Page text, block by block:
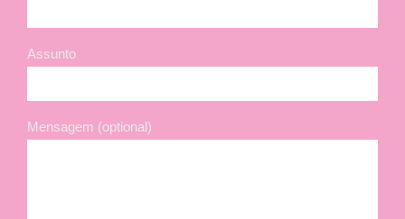
Assunto
Mensagem (optional)